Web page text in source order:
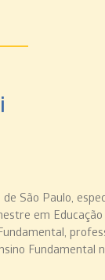
São Paulo,
em
Fundamental